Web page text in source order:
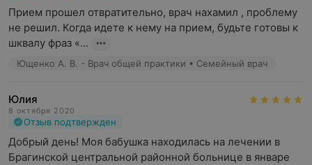
Прием прошел отвратительно, врач нахамил , проблему
не решил. Когда идете к нему на прием, будьте готовы к
шквалу фраз «...
Ющенко А. В. - Врач общей практики • Семейный врач
Юлия
8 октября 2020
Отзыв подтвержден
Добрый день! Моя бабушка находилась на лечении в
Брагинской центральной районной больнице в январе